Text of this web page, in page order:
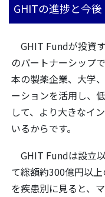
GHITの進捗と今後
GHIT Fundが投資
のパートナーシップ
本の製薬企業、大学
ーションを活用し、
して、より大きなイ
いるからです。
GHIT Fundは設立
て総額約300億円以
を疾患別に見ると、